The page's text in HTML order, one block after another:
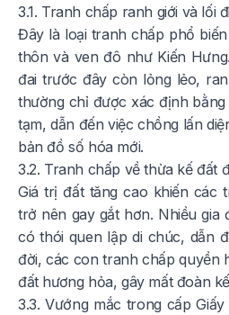
3.1. Tranh chấp ranh giới và lối
Đây là loại tranh chấp phổ
thôn và ven đô như Kiến
đai trước đây còn lỏng lẻo,
thường chỉ được xác định
tạm, dẫn đến việc chồng lấn
bản đồ số hóa mới.
3.2. Tranh chấp về thừa kế đất
Giá trị đất tăng cao khiến các
trở nên gay gắt hơn. Nhiều gia
có thói quen lập di chúc, dẫn
đời, các con tranh chấp quyền
đất hương hỏa, gây mất đoàn
3.3. Vướng mắc trong cấp